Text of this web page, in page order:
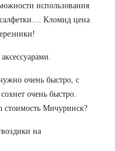
использования
Кломид цена
очень быстро, с
очень быстро.
стоимость Мичуринск?
на